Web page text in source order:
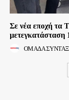
Σε νέα εποχή τα
μετεγκατάσταση
ΟΜΑΔΑ